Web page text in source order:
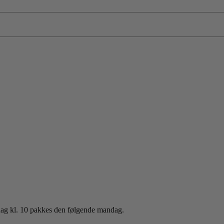
kl. 10 pakkes den følgende mandag.